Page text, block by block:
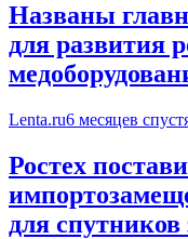
Названы
для развития
Lenta.ru6 месяцев
Ростех
для спутников